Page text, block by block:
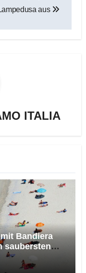
aus
ITALIA
Bandiera
saubersten